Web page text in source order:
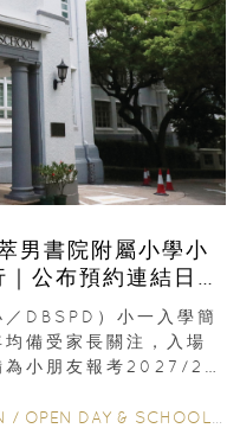
男書院附屬小學小
公布預約連結日期
DBSPD）小一入學簡
備受家長關注，入場
為小朋友報考2027/28
/ OPEN DAY & SCHOOL EVENTS